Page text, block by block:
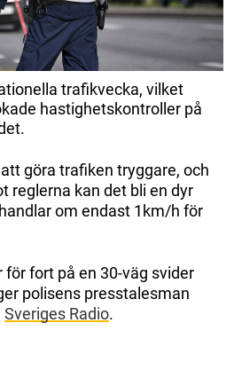
trafikvecka, vilket
hastighetskontroller på
göra trafiken tryggare, och
reglerna kan det bli en dyr
om endast 1km/h för
för fort på en 30-väg svider
polisens presstalesman
Sveriges Radio.